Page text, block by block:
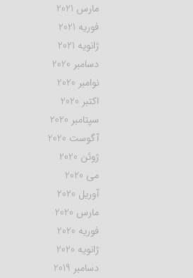
مارس 2021
فوریه 2021
ژانویه 2021
دسامبر 2020
نوامبر 2020
اکتبر 2020
سپتامبر 2020
آگوست 2020
ژوئن 2020
می 2020
آوریل 2020
مارس 2020
فوریه 2020
ژانویه 2020
دسامبر 2019